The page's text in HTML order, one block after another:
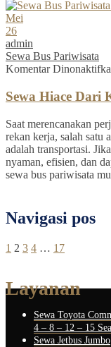
Mei
26
admin
Sewa Bus Pariwisata
Komentar
Sewa Hiace Dari
Saat merencanakan
rekan kerja, salah satu
adalah transportasi.
nyaman, efisien, dan
sewa bus pariwisata
Navigasi pos
1 2 3 4 … 17
Layanan
Sewa Toyota
4 – 8 – 12 – 15
Sewa Jetbus Jumbo